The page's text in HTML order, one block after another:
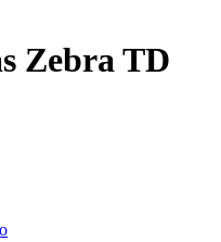
Zebra TD